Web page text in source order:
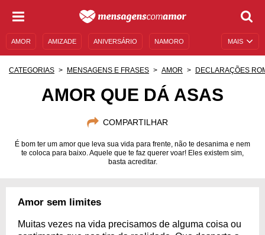
MAIS
AMOR AMIZADE ANIVERSÁRIO NAMORO
DESCULPAS
CATEGORIAS MENSAGENS E FRASES AMOR DECLARAÇÕES
AMOR QUE DÁ ASAS
COMPARTILHAR
É bom ter um amor que leva sua vida para frente, não te desanima e nem
te coloca para baixo. Aquele que te faz querer voar! Eles existem sim,
basta acreditar.
Amor sem limites
Muitas vezes na vida precisamos de alguma coisa ou